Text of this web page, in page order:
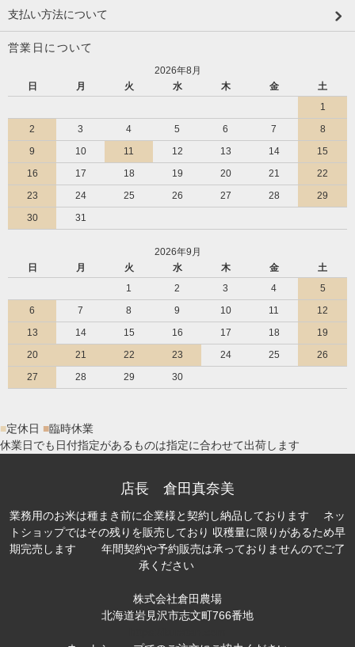
支払い方法について
営業日について
2026年8月
日
月 火 水 木 金
土
1
2
3 4 5 6 7
8
9
10 11 12 13 14
15
16
17 18 19 20 21
22
23
24 25 26 27 28
29
30
31
2026年9月
日
月 火 水 木 金
土
1
2 3 4
5
6
7 8 9 10 11
12
13
14 15 16 17 18
19
20
21 22 23 24 25
26
27
28 29 30
■定休日 ■臨時休業
休業日でも日付指定があるものは指定に合わせて出荷します
店長 倉田真奈美
業務用のお米は種まき前に企業様と契約し納品しております ネッ
トショップではその残りを販売しており 収穫量に限りがあるため早
期完売します 年間契約や予約販売は承っておりませんのでご了
承ください
株式会社倉田農場
北海道岩見沢市志文町766番地